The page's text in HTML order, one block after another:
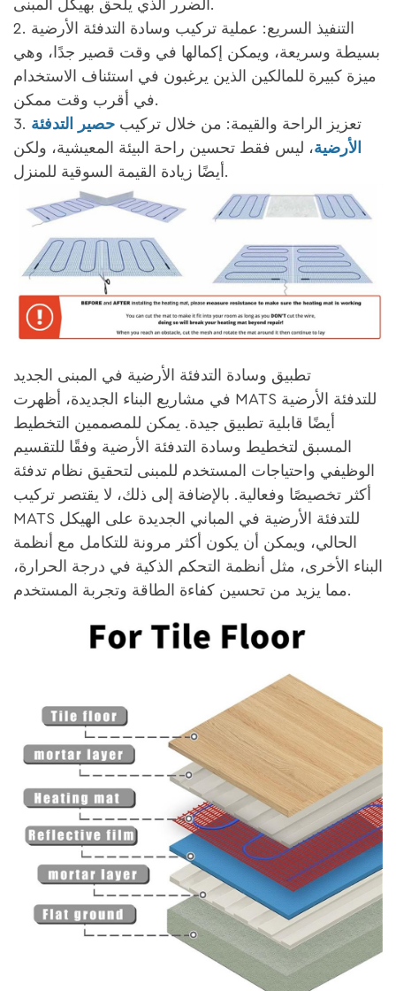
الضرر الذي يلحق بهيكل المبنى.
2. التنفيذ السريع: عملية تركيب وسادة التدفئة الأرضية
بسيطة وسريعة، ويمكن إكمالها في وقت قصير جدًا، وهي
ميزة كبيرة للمالكين الذين يرغبون في استئناف الاستخدام
في أقرب وقت ممكن.
3. تعزيز الراحة والقيمة: من خلال تركيب حصير التدفئة
الأرضية، ليس فقط تحسين راحة البيئة المعيشية، ولكن
أيضًا زيادة القيمة السوقية للمنزل.
تطبيق وسادة التدفئة الأرضية في المبنى الجديد
في مشاريع البناء الجديدة، أظهرت MATS للتدفئة الأرضية
أيضًا قابلية تطبيق جيدة. يمكن للمصممين التخطيط
المسبق لتخطيط وسادة التدفئة الأرضية وفقًا للتقسيم
الوظيفي واحتياجات المستخدم للمبنى لتحقيق نظام تدفئة
أكثر تخصيصًا وفعالية. بالإضافة إلى ذلك، لا يقتصر تركيب
MATS للتدفئة الأرضية في المباني الجديدة على الهيكل
الحالي، ويمكن أن يكون أكثر مرونة للتكامل مع أنظمة
البناء الأخرى، مثل أنظمة التحكم الذكية في درجة الحرارة،
مما يزيد من تحسين كفاءة الطاقة وتجربة المستخدم.